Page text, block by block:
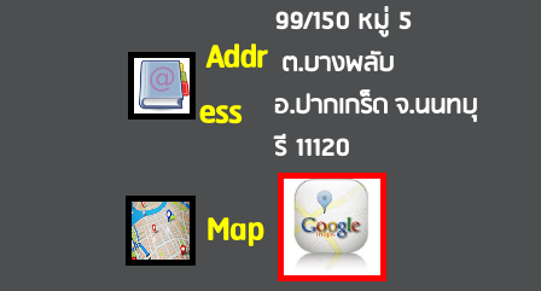
Addr
ess
99/150 หมู่ 5
ต.บางพลับ
อ.ปากเกร็ดจ.นนทบุ
รี 11120
Map